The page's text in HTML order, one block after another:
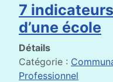
7
d’une école
Détails
Catégorie :
Professionnel